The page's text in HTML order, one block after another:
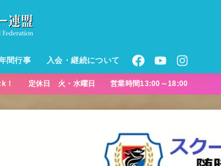
間行事 入会・継続について
！ 定休日 火・水曜日 営業時間13:00～18:00